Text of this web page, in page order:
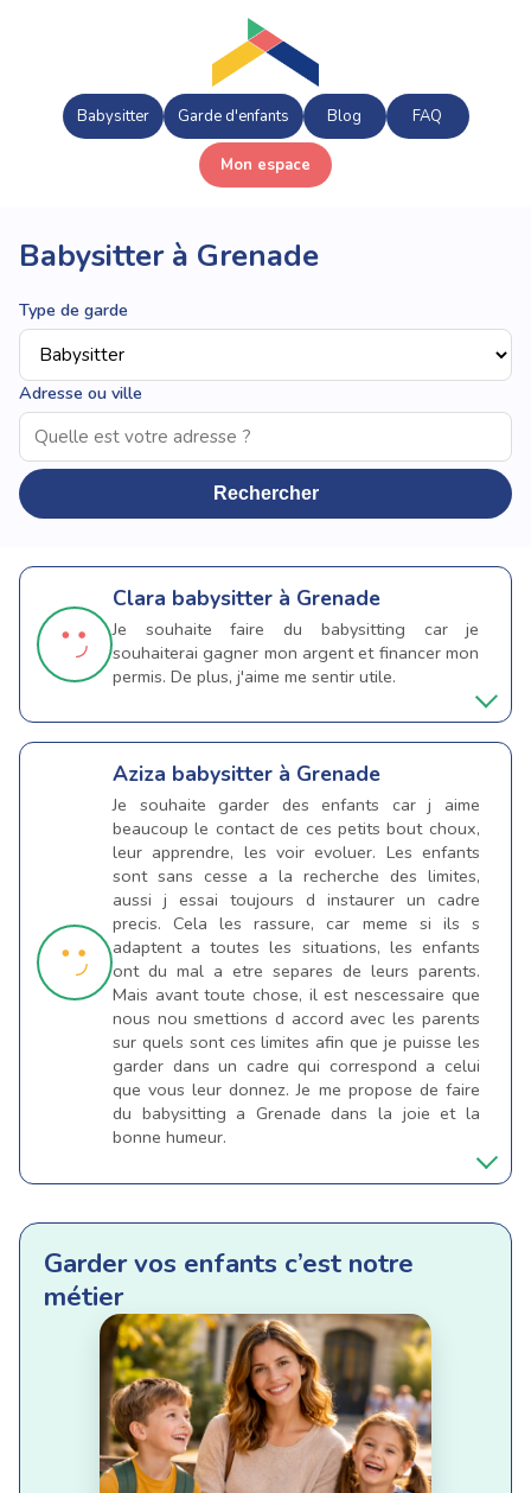
Babysitter Garde d'enfants Blog FAQ
Mon espace
Babysitter à Grenade
Type de garde
Adresse ou ville
Rechercher
Clara babysitter à Grenade
Je souhaite faire du babysitting car je
souhaiterai gagner mon argent et financer mon
permis. De plus, j'aime me sentir utile.
Aziza babysitter à Grenade
Je souhaite garder des enfants car j aime
beaucoup le contact de ces petits bout choux,
leur apprendre, les voir evoluer. Les enfants
sont sans cesse a la recherche des limites,
aussi j essai toujours d instaurer un cadre
precis. Cela les rassure, car meme si ils s
adaptent a toutes les situations, les enfants
ont du mal a etre separes de leurs parents.
Mais avant toute chose, il est nescessaire que
nous nou smettions d accord avec les parents
sur quels sont ces limites afin que je puisse les
garder dans un cadre qui correspond a celui
que vous leur donnez. Je me propose de faire
du babysitting a Grenade dans la joie et la
bonne humeur.
Garder vos enfants c’est notre
métier